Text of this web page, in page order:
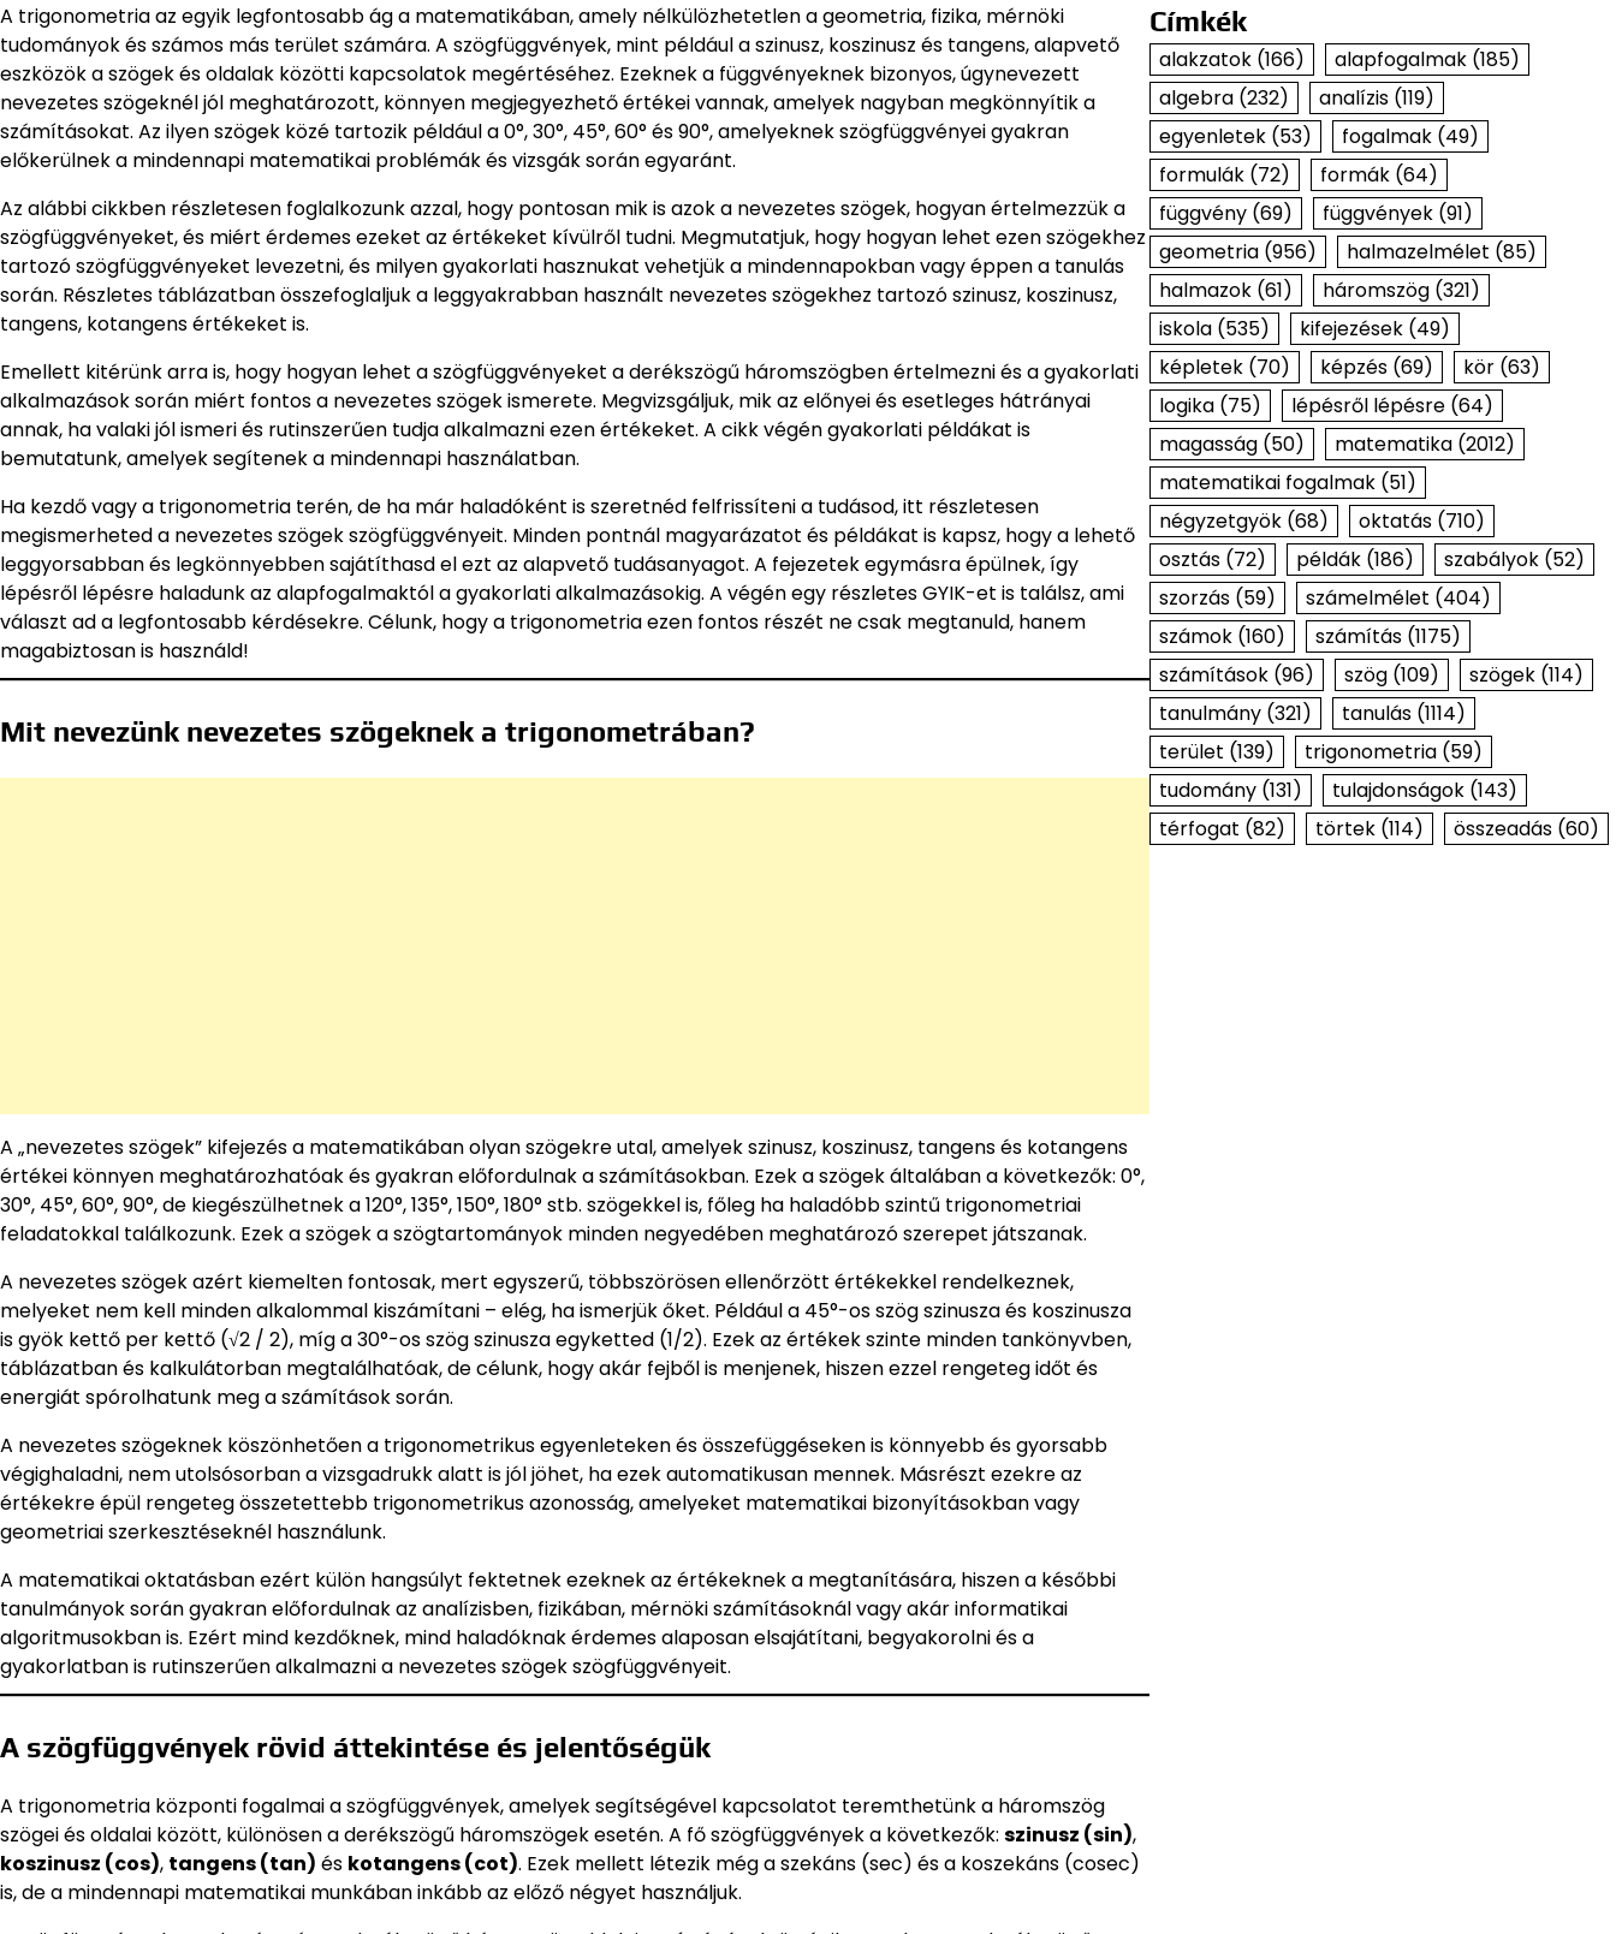
A trigonometria az egyik legfontosabb ág a matematikában, amely nélkülözhetetlen a geometria, fizika, mérnöki
tudományok és számos más terület számára. A szögfüggvények, mint például a szinusz, koszinusz és tangens, alapvető
eszközök a szögek és oldalak közötti kapcsolatok megértéséhez. Ezeknek a függvényeknek bizonyos, úgynevezett
nevezetes szögeknél jól meghatározott, könnyen megjegyezhető értékei vannak, amelyek nagyban megkönnyítik a
számításokat. Az ilyen szögek közé tartozik például a 0°, 30°, 45°, 60° és 90°, amelyeknek szögfüggvényei gyakran
előkerülnek a mindennapi matematikai problémák és vizsgák során egyaránt.
Az alábbi cikkben részletesen foglalkozunk azzal, hogy pontosan mik is azok a nevezetes szögek, hogyan értelmezzük a
szögfüggvényeket, és miért érdemes ezeket az értékeket kívülről tudni. Megmutatjuk, hogy hogyan lehet ezen szögekhez
tartozó szögfüggvényeket levezetni, és milyen gyakorlati hasznukat vehetjük a mindennapokban vagy éppen a tanulás
során. Részletes táblázatban összefoglaljuk a leggyakrabban használt nevezetes szögekhez tartozó szinusz, koszinusz,
tangens, kotangens értékeket is.
Emellett kitérünk arra is, hogy hogyan lehet a szögfüggvényeket a derékszögű háromszögben értelmezni és a gyakorlati
alkalmazások során miért fontos a nevezetes szögek ismerete. Megvizsgáljuk, mik az előnyei és esetleges hátrányai
annak, ha valaki jól ismeri és rutinszerűen tudja alkalmazni ezen értékeket. A cikk végén gyakorlati példákat is
bemutatunk, amelyek segítenek a mindennapi használatban.
Ha kezdő vagy a trigonometria terén, de ha már haladóként is szeretnéd felfrissíteni a tudásod, itt részletesen
megismerheted a nevezetes szögek szögfüggvényeit. Minden pontnál magyarázatot és példákat is kapsz, hogy a lehető
leggyorsabban és legkönnyebben sajátíthasd el ezt az alapvető tudásanyagot. A fejezetek egymásra épülnek, így
lépésről lépésre haladunk az alapfogalmaktól a gyakorlati alkalmazásokig. A végén egy részletes GYIK-et is találsz, ami
választ ad a legfontosabb kérdésekre. Célunk, hogy a trigonometria ezen fontos részét ne csak megtanuld, hanem
magabiztosan is használd!
Mit nevezünk nevezetes szögeknek a trigonometrában?
A „nevezetes szögek” kifejezés a matematikában olyan szögekre utal, amelyek szinusz, koszinusz, tangens és kotangens
értékei könnyen meghatározhatóak és gyakran előfordulnak a számításokban. Ezek a szögek általában a következők: 0°,
30°, 45°, 60°, 90°, de kiegészülhetnek a 120°, 135°, 150°, 180° stb. szögekkel is, főleg ha haladóbb szintű trigonometriai
feladatokkal találkozunk. Ezek a szögek a szögtartományok minden negyedében meghatározó szerepet játszanak.
A nevezetes szögek azért kiemelten fontosak, mert egyszerű, többszörösen ellenőrzött értékekkel rendelkeznek,
melyeket nem kell minden alkalommal kiszámítani – elég, ha ismerjük őket. Például a 45°-os szög szinusza és koszinusza
is gyök kettő per kettő (√2 / 2), míg a 30°-os szög szinusza egyketted (1/2). Ezek az értékek szinte minden tankönyvben,
táblázatban és kalkulátorban megtalálhatóak, de célunk, hogy akár fejből is menjenek, hiszen ezzel rengeteg időt és
energiát spórolhatunk meg a számítások során.
A nevezetes szögeknek köszönhetően a trigonometrikus egyenleteken és összefüggéseken is könnyebb és gyorsabb
végighaladni, nem utolsósorban a vizsgadrukk alatt is jól jöhet, ha ezek automatikusan mennek. Másrészt ezekre az
értékekre épül rengeteg összetettebb trigonometrikus azonosság, amelyeket matematikai bizonyításokban vagy
geometriai szerkesztéseknél használunk.
A matematikai oktatásban ezért külön hangsúlyt fektetnek ezeknek az értékeknek a megtanítására, hiszen a későbbi
tanulmányok során gyakran előfordulnak az analízisben, fizikában, mérnöki számításoknál vagy akár informatikai
algoritmusokban is. Ezért mind kezdőknek, mind haladóknak érdemes alaposan elsajátítani, begyakorolni és a
gyakorlatban is rutinszerűen alkalmazni a nevezetes szögek szögfüggvényeit.
A szögfüggvények rövid áttekintése és jelentőségük
A trigonometria központi fogalmai a szögfüggvények, amelyek segítségével kapcsolatot teremthetünk a háromszög
szögei és oldalai között, különösen a derékszögű háromszögek esetén. A fő szögfüggvények a következők: szinusz (sin),
koszinusz (cos), tangens (tan) és kotangens (cot). Ezek mellett létezik még a szekáns (sec) és a koszekáns (cosec)
is, de a mindennapi matematikai munkában inkább az előző négyet használjuk.
Címkék
alakzatok(166) alapfogalmak(185)
algebra(232) analízis(119)
egyenletek(53) fogalmak(49)
formulák(72) formák(64)
függvény(69) függvények(91)
geometria(956) halmazelmélet (85)
halmazok(61) háromszög(321)
iskola(535) kifejezések(49)
képletek(70) képzés(69) kör(63)
logika(75) lépésről lépésre(64)
magasság(50) matematika(2012)
matematikai fogalmak(51)
négyzetgyök(68) oktatás(710)
osztás(72) példák(186) szabályok(52)
szorzás(59) számelmélet (404)
számok(160) számítás(1175)
számítások(96) szög(109) szögek(114)
tanulmány(321) tanulás(1114)
terület (139) trigonometria(59)
tudomány(131) tulajdonságok(143)
térfogat (82) törtek(114) összeadás(60)